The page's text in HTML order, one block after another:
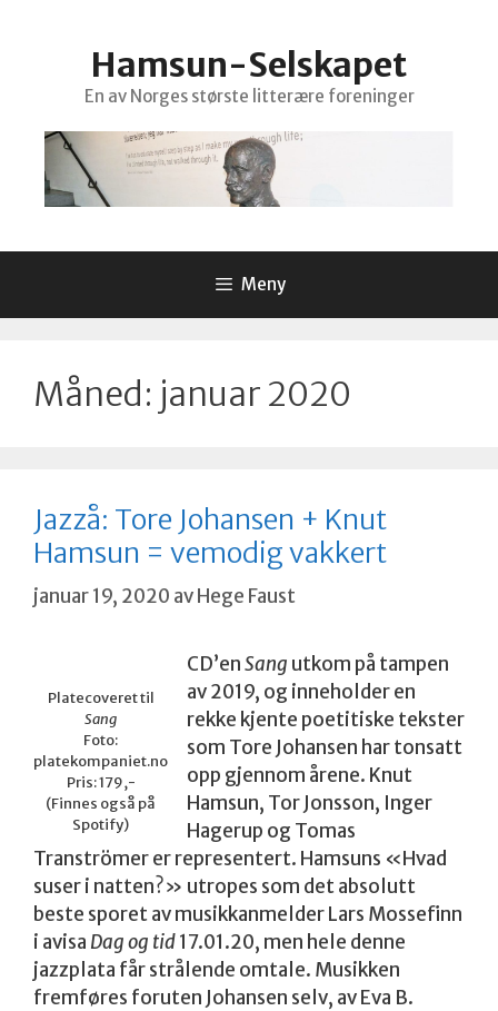
Hamsun-Selskapet
En av Norges største litterære foreninger
Meny
Måned: januar 2020
Jazzå: Tore Johansen + Knut
Hamsun = vemodig vakkert
januar 19, 2020 avHege Faust
Platecoveret til
Sang
Foto:
platekompaniet.no
Pris: 179,-
(Finnes også på
Spotify)
CD’enSang utkom på tampen
av 2019, og inneholder en
rekke kjente poetitiske tekster
som Tore Johansen har tonsatt
opp gjennom årene. Knut
Hamsun, Tor Jonsson, Inger
Hagerup og Tomas
Tranströmer er representert. Hamsuns «Hvad
suser i natten?» utropes som det absolutt
beste sporet av musikkanmelder Lars Mossefinn
i avisa Dag og tid17.01.20, men hele denne
jazzplata får strålende omtale. Musikken
fremføres foruten Johansen selv, av Eva B.